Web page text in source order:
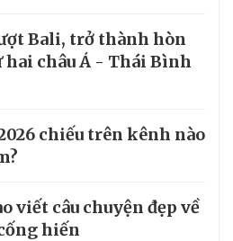
Bali, trở thành hòn
hai châu Á - Thái Bình
chiếu trên kênh nào
viết câu chuyện đẹp về
hiến